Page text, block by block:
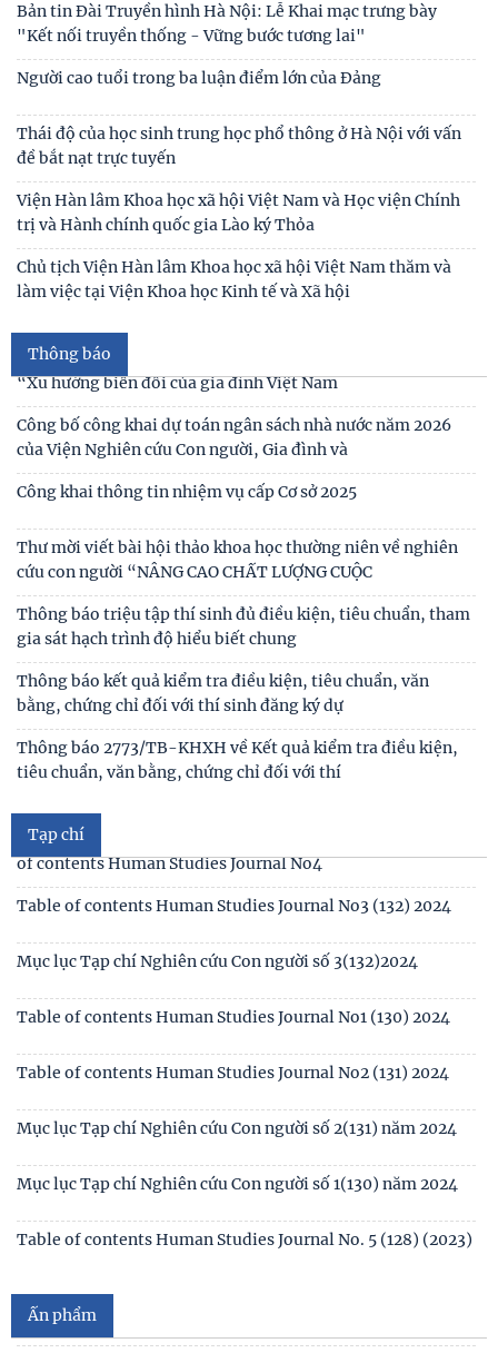
Bản tin Đài Truyền hình Hà Nội: Lễ Khai mạc trưng bày
"Kết nối truyền thống - Vững bước tương lai"
Người cao tuổi trong ba luận điểm lớn của Đảng
Thái độ của học sinh trung học phổ thông ở Hà Nội với vấn
đề bắt nạt trực tuyến
Viện Hàn lâm Khoa học xã hội Việt Nam và Học viện Chính
trị và Hành chính quốc gia Lào ký Thỏa
Chủ tịch Viện Hàn lâm Khoa học xã hội Việt Nam thăm và
làm việc tại Viện Khoa học Kinh tế và Xã hội
Thông báo
Thư cảm ơn
Thư mời viết bài tham gia Hội thảo khoa học “Chăm sóc,
giáo dục trẻ em trong kỷ nguyên số”
Thư mời viết bài Hội thảo khoa học quốc tế “Gia đình Châu
Thư mời viết báo cáo tham luận Hội thảo khoa học quốc gia
“Xu hướng biến đổi của gia đình Việt Nam
Công bố công khai dự toán ngân sách nhà nước năm 2026
của Viện Nghiên cứu Con người, Gia đình và
Công khai thông tin nhiệm vụ cấp Cơ sở 2025
Thư mời viết bài hội thảo khoa học thường niên về nghiên
cứu con người “NÂNG CAO CHẤT LƯỢNG CUỘC
Thông báo triệu tập thí sinh đủ điều kiện, tiêu chuẩn, tham
gia sát hạch trình độ hiểu biết chung
Thông báo kết quả kiểm tra điều kiện, tiêu chuẩn, văn
bằng, chứng chỉ đối với thí sinh đăng ký dự
Thông báo 2773/TB-KHXH về Kết quả kiểm tra điều kiện,
tiêu chuẩn, văn bằng, chứng chỉ đối với thí
Tạp chí
Mục lục tạp chí Nghiên cứu Con người số 6 (135) 2024/Table
of contents Human Studies Journal No6
Mục lục tạp chí Nghiên cứu Con người số 5 (134) 2024 /Table
Mục lục tạp chí Nghiên cứu Con người số 4 (133) 2024 /Table
of contents Human Studies Journal No4
Table of contents Human Studies Journal No3 (132) 2024
Mục lục Tạp chí Nghiên cứu Con người số 3(132)2024
Table of contents Human Studies Journal No1 (130) 2024
Table of contents Human Studies Journal No2 (131) 2024
Mục lục Tạp chí Nghiên cứu Con người số 2(131) năm 2024
Mục lục Tạp chí Nghiên cứu Con người số 1(130) năm 2024
Table of contents Human Studies Journal No. 5 (128) (2023)
Ấn phẩm
Số 1(04) 2026
Giới thiệu sách mới: Xã hội học Gia đình
No1(01) 2025